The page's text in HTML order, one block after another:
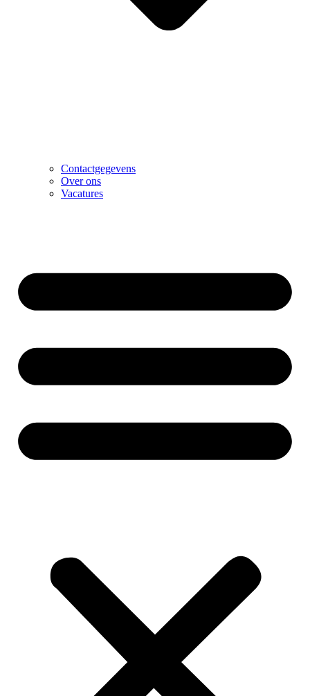
Contactgegevens
Over ons
Vacatures